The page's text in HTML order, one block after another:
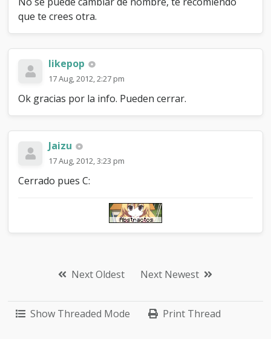
que te crees otra.
likepop
17 Aug, 2012, 2:27 pm
Ok gracias por la info. Pueden cerrar.
Jaizu
17 Aug, 2012, 3:23 pm
Cerrado pues C:
Next Oldest Next Newest
Show Threaded Mode Print Thread